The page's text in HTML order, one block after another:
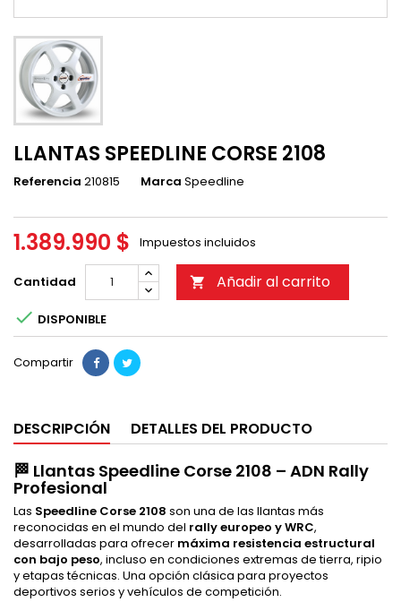
LLANTAS SPEEDLINE CORSE 2108
Referencia 210815 Marca Speedline
1.389.990 $ Impuestos incluidos
Cantidad  Añadir al carrito
 DISPONIBLE
Compartir
DESCRIPCIÓN DETALLES DEL PRODUCTO
🏁 Llantas Speedline Corse 2108 – ADN Rally
Profesional
Las Speedline Corse 2108 son una de las llantas más
reconocidas en el mundo del rally europeo y WRC,
desarrolladas para ofrecer máxima resistencia estructural
con bajo peso, incluso en condiciones extremas de tierra, ripio
y etapas técnicas. Una opción clásica para proyectos
deportivos serios y vehículos de competición.